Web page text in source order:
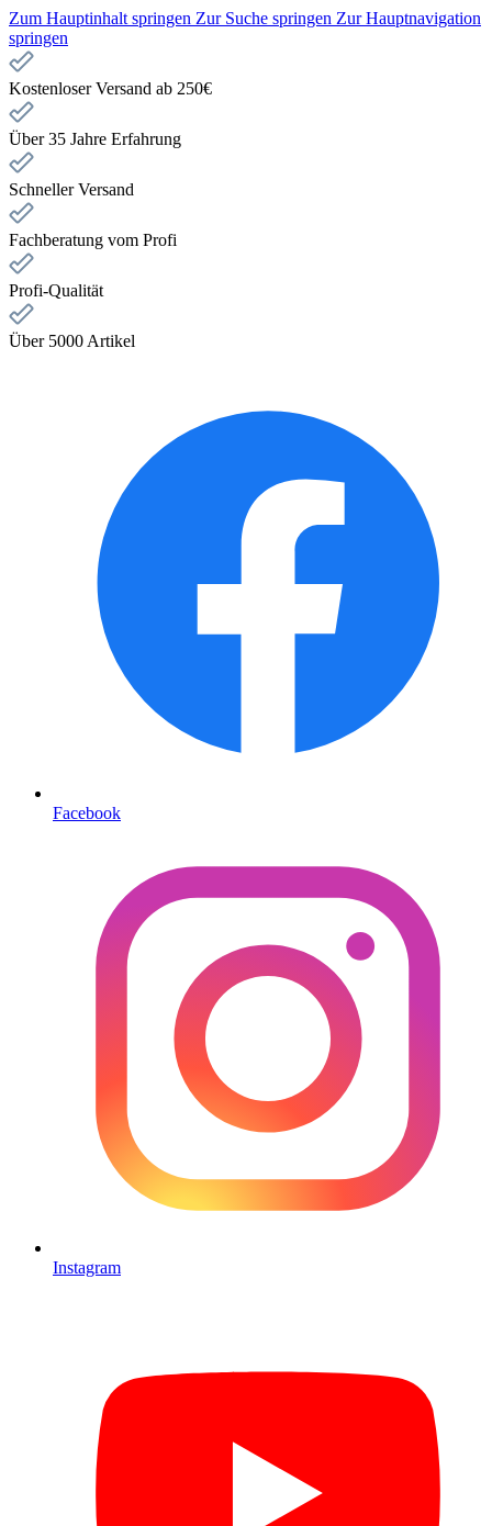
Zum Hauptinhalt springen Zur Suche springen Zur Hauptnavigation
springen
Kostenloser Versand ab 250€
Über 35 Jahre Erfahrung
Schneller Versand
Fachberatung vom Profi
Profi-Qualität
Über 5000 Artikel
Facebook
Instagram